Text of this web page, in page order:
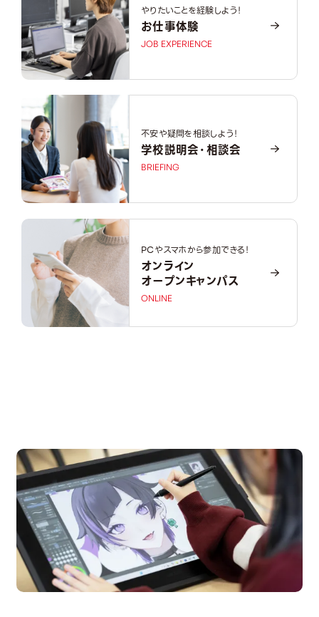
やりたいことを経験しよう！
お仕事体験
JOB EXPERIENCE
不安や疑問を相談しよう！
学校説明会・相談会
BRIEFING
PCやスマホから参加できる！
オンライン
オープンキャンパス
ONLINE
Campus Open